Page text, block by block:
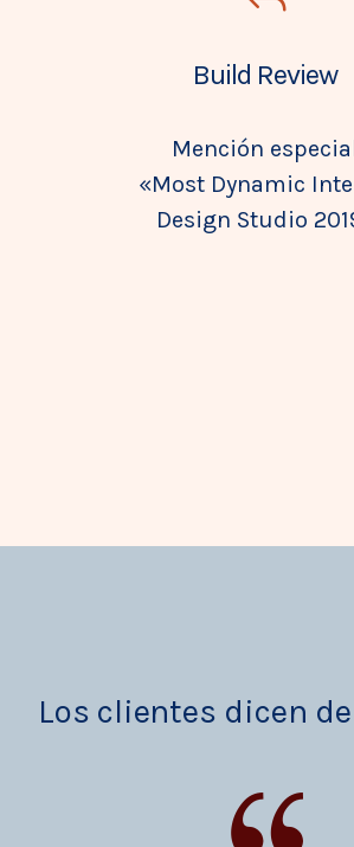
Build Review
Mención
«Most Dynamic
Design Studio
Los clientes dicen